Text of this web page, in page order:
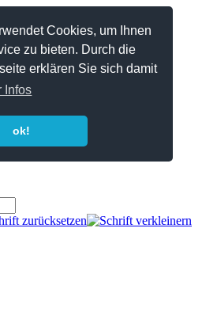
Cookies, um Ihnen
zu bieten. Durch die
erklären Sie sich damit
Infos
ok!